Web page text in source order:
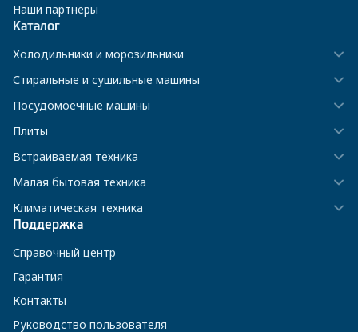
Наши партнёры
Каталог
Холодильники и морозильники
Стиральные и сушильные машины
Посудомоечные машины
Плиты
Встраиваемая техника
Малая бытовая техника
Климатическая техника
Поддержка
Справочный центр
Гарантия
Контакты
Руководство пользователя